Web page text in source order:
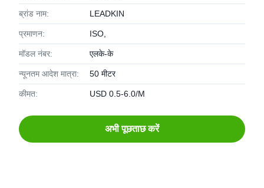
ब्रांड नाम: LEADKIN
प्रमाणन: ISO,
मॉडल नंबर: एलके-के
न्यूनतम आदेश मात्रा: 50 मीटर
कीमत: USD 0.5-6.0/M
अभी पूछताछ करें